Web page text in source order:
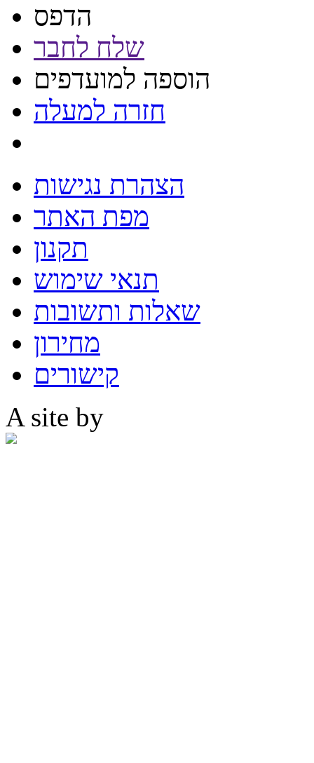
הדפס
שלח לחבר
הוספה למועדפים
חזרה למעלה
הצהרת נגישות
מפת האתר
תקנון
תנאי שימוש
שאלות ותשובות
מחירון
קישורים
A site by